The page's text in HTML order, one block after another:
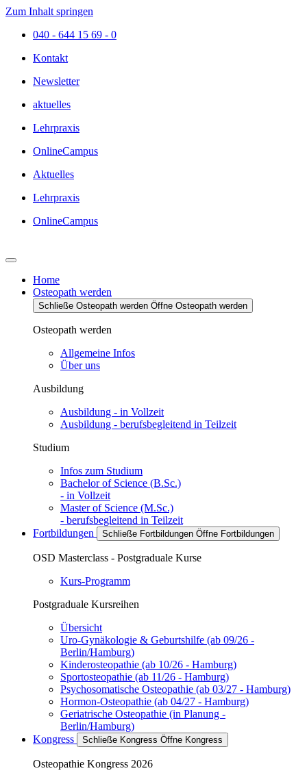
Zum Inhalt springen
040 - 644 15 69 - 0
Kontakt
Newsletter
aktuelles
Lehrpraxis
OnlineCampus
Aktuelles
Lehrpraxis
OnlineCampus
Home
Osteopath werden
Schließe Osteopath werden Öffne Osteopath werden
Osteopath werden
Allgemeine Infos
Über uns
Ausbildung
Ausbildung - in Vollzeit
Ausbildung - berufsbegleitend in Teilzeit
Studium
Infos zum Studium
Bachelor of Science (B.Sc.)
- in Vollzeit
Master of Science (M.Sc.)
- berufsbegleitend in Teilzeit
Fortbildungen
Schließe Fortbildungen Öffne Fortbildungen
OSD Masterclass - Postgraduale Kurse
Kurs-Programm
Postgraduale Kursreihen
Übersicht
Uro-Gynäkologie & Geburtshilfe (ab 09/26 -
Berlin/Hamburg)
Kinderosteopathie (ab 10/26 - Hamburg)
Sportosteopathie (ab 11/26 - Hamburg)
Psychosomatische Osteopathie (ab 03/27 - Hamburg)
Hormon-Osteopathie (ab 04/27 - Hamburg)
Geriatrische Osteopathie (in Planung -
Berlin/Hamburg)
Kongress
Schließe Kongress Öffne Kongress
Osteopathie Kongress 2026